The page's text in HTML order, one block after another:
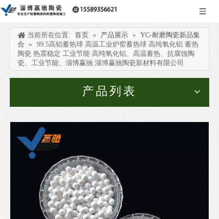
当前所在位置: 首页 » 产品展示 »
YC-耐磨陶瓷新品集
合
»
99.5高铝蓄热球 高温工业炉窑蓄热球 高纯氧化铝 蓄热
陶瓷 热震稳定 工业节能 高纯氧化铝、高温蓄热、抗腐蚀陶
瓷、工业节能、淄博赢驰 淄博赢驰陶瓷新材料有限公司
产品列表